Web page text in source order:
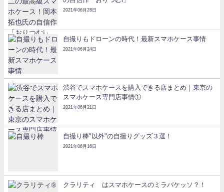
2021年06月28日
自撮りもドローンの時代！最新スマホケース事情
2021年06月24日
渋谷でスマホケースを購入できる店まとめ｜東京の
スマホケース専門店事情①
2021年06月21日
自撮り棒"以外"の自撮りグッズ３選！
2021年06月16日
クラリティ®はスマホケースのミラバケッソ？！